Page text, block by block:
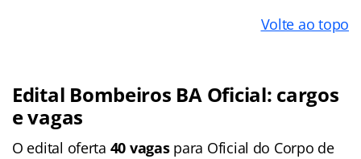
Volte ao topo
Edital Bombeiros BA Oficial: cargos
e vagas
O edital oferta 40 vagaspara Oficial do Corpo de